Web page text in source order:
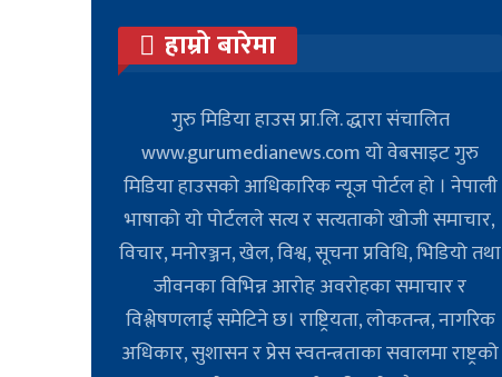
हाम्रो बारेमा
गुरु मिडिया हाउस प्रा.लि. द्धारा संचालित
www.gurumedianews.com यो वेबसाइट गुरु
मिडिया हाउसकाे आधिकारिक न्यूज पोर्टल हो । नेपाली
भाषाको यो पोर्टलले सत्य र सत्यताको खोजी समाचार,
विचार, मनोरञ्जन, खेल, विश्व, सूचना प्रविधि, भिडियो तथा
जीवनका विभिन्न आरोह अवरोहका समाचार र
विश्लेषणलाई समेटिने छ। राष्ट्रियता, लोकतन्त्र, नागरिक
अधिकार, सुशासन र प्रेस स्वतन्त्रताका सवालमा राष्ट्रको